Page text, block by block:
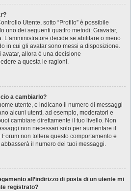
Utente, sotto “Profilo” è possibile
uno dei seguenti quattro metodi: Gravatar,
L’amministratore decide se abilitare o meno
in cui gli avatar sono messi a disposizione.
avatar, allora è una decisione
a questa le ragioni.
a cambiarlo?
utente, e indicano il numero di messaggi
alcuni utenti, ad esempio, moderatori e
cambiare direttamente il tuo livello. Non
non necessari solo per aumentare il
non tollera questo comportamento e
il numero dei tuoi messaggi.
all’indirizzo di posta di un utente mi
registrato?